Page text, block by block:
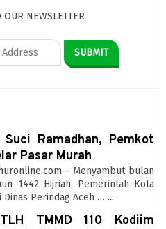
OUR NEWSLETTER
Ramadhan, Pemkot
Pasar Murah
- Menyambut bulan
1442 Hijriah, Pemerintah Kota
Dinas Perindag Aceh … ...
TMMD 110 Kodiim